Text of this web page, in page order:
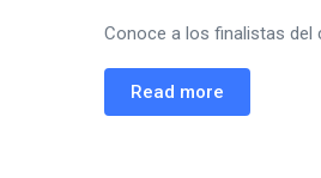
Conoce a los finalistas del
Read more